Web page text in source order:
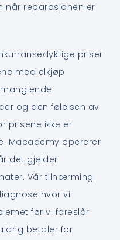
når reparasjonen er
priser
med elkjøp
og den følelsen av
prisene ikke er
Macademy opererer
det gjelder
Vår tilnærming
hvor vi
før vi foreslår
betaler for